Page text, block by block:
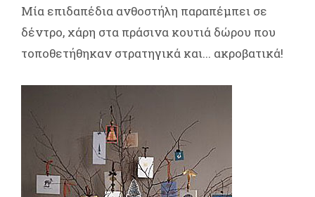
Μία επιδαπέδια ανθοστήλη παραπέμπει σε
δέντρο, χάρη στα πράσινα κουτιά δώρου που
τοποθετήθηκαν στρατηγικά και... ακροβατικά!